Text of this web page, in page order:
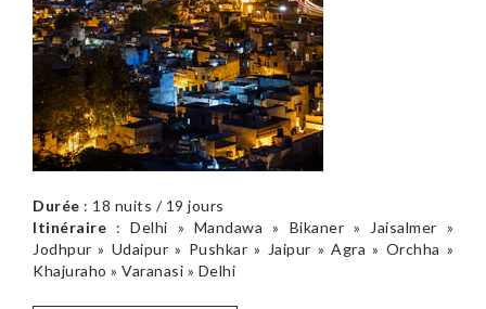
Durée : 18 nuits / 19 jours
Itinéraire : Delhi » Mandawa » Bikaner » Jaisalmer »
Jodhpur » Udaipur » Pushkar » Jaipur » Agra » Orchha »
Khajuraho » Varanasi » Delhi